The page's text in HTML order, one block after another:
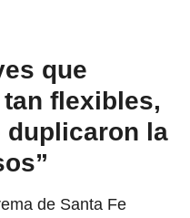
que
flexibles,
duplicaron la
de Santa Fe